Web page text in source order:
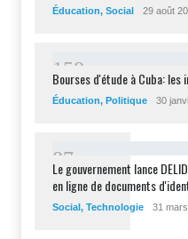
Éducation, Social 29 août
1 58
Bourses d'étude à Cuba:
Éducation, Politique 30
87
Le gouvernement lance
en ligne de documents
Social, Technologie 31